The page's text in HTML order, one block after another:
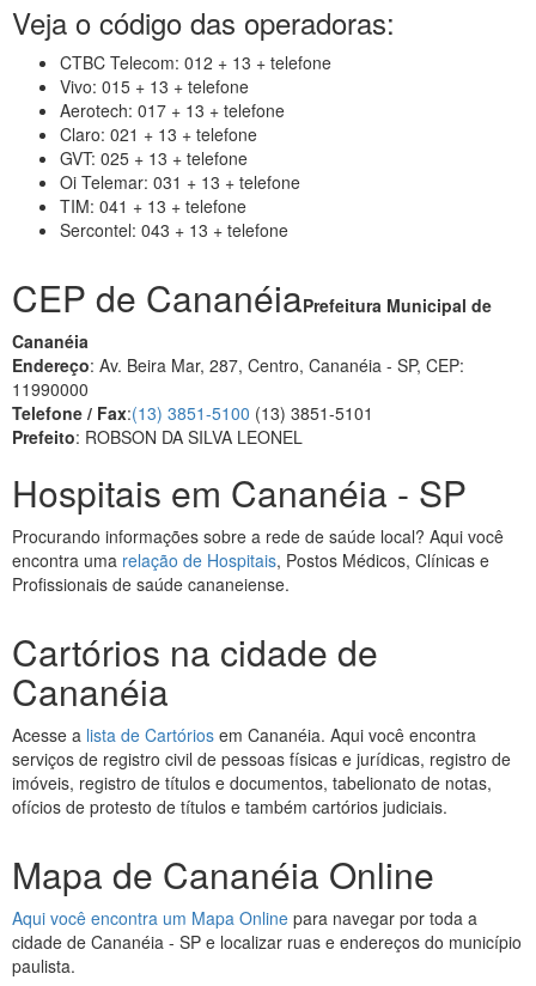
Veja o código das operadoras:
CTBC Telecom: 012 + 13 + telefone
Vivo: 015 + 13 + telefone
Aerotech: 017 + 13 + telefone
Claro: 021 + 13 + telefone
GVT: 025 + 13 + telefone
Oi Telemar: 031 + 13 + telefone
TIM: 041 + 13 + telefone
Sercontel: 043 + 13 + telefone
CEP de CananéiaPrefeitura Municipal de
Cananéia
Endereço: Av. Beira Mar, 287, Centro, Cananéia - SP, CEP:
11990000
Telefone / Fax:(13) 3851-5100 (13) 3851-5101
Prefeito: ROBSON DA SILVA LEONEL
Hospitais em Cananéia - SP
Procurando informações sobre a rede de saúde local? Aqui você
encontra uma relação de Hospitais, Postos Médicos, Clínicas e
Profissionais de saúde cananeiense.
Cartórios na cidade de
Cananéia
Acesse a lista de Cartórios em Cananéia. Aqui você encontra
serviços de registro civil de pessoas físicas e jurídicas, registro de
imóveis, registro de títulos e documentos, tabelionato de notas,
ofícios de protesto de títulos e também cartórios judiciais.
Mapa de Cananéia Online
Aqui você encontra um Mapa Online para navegar por toda a
cidade de Cananéia - SP e localizar ruas e endereços do município
paulista.